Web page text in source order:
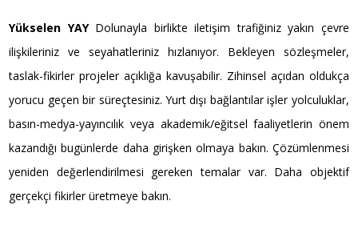
Yükselen YAY Dolunayla birlikte iletişim trafiğiniz yakın çevre
ilişkileriniz ve seyahatleriniz hızlanıyor. Bekleyen sözleşmeler,
taslak-fikirler projeler açıklığa kavuşabilir. Zihinsel açıdan oldukça
yorucu geçen bir süreçtesiniz. Yurt dışı bağlantılar işler yolculuklar,
basın-medya-yayıncılık veya akademik/eğitsel faaliyetlerin önem
kazandığı bugünlerde daha girişken olmaya bakın. Çözümlenmesi
yeniden değerlendirilmesi gereken temalar var. Daha objektif
gerçekçi fikirler üretmeye bakın.